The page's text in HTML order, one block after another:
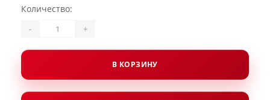
Количество:
- +
В КОРЗИНУ